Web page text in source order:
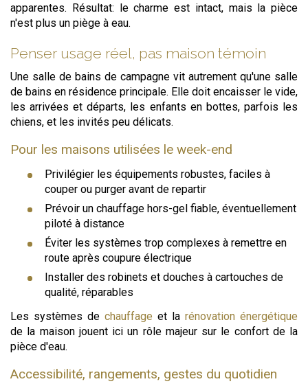
apparentes. Résultat: le charme est intact, mais la pièce
n'est plus un piège à eau.
Penser usage réel, pas maison témoin
Une salle de bains de campagne vit autrement qu'une salle
de bains en résidence principale. Elle doit encaisser le vide,
les arrivées et départs, les enfants en bottes, parfois les
chiens, et les invités peu délicats.
Pour les maisons utilisées le week-end
Privilégier les équipements robustes, faciles à
couper ou purger avant de repartir
Prévoir un chauffage hors-gel fiable, éventuellement
piloté à distance
Éviter les systèmes trop complexes à remettre en
route après coupure électrique
Installer des robinets et douches à cartouches de
qualité, réparables
Les systèmes de chauffage et la rénovation énergétique
de la maison jouent ici un rôle majeur sur le confort de la
pièce d'eau.
Accessibilité, rangements, gestes du quotidien